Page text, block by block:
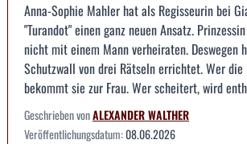
Anna-Sophie Mahler hat als Regisseurin bei
"Turandot" einen ganz neuen Ansatz.
nicht mit einem Mann verheiraten. Deswegen
Schutzwall von drei Rätseln errichtet. Wer die
bekommt sie zur Frau. Wer scheitert, wird
Geschrieben vonALEXANDER WALTHER
Veröffentlichungsdatum:08.06.2026